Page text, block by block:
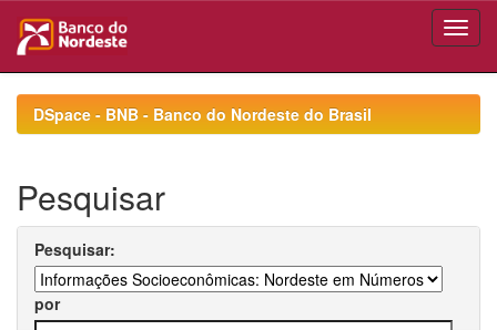
navigationDSpace - BNB - Banco do Nordeste do Brasil
Pesquisar
Pesquisar:
por